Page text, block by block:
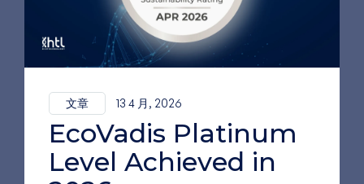
文章 13 4 月, 2026
EcoVadis Platinum
Level Achieved in